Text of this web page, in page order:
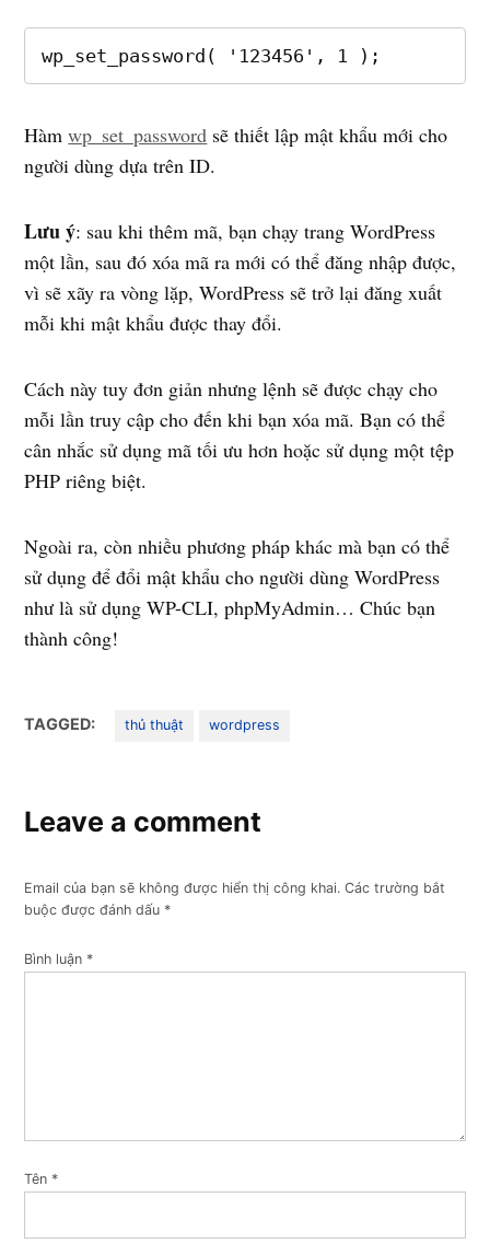
wp_set_password( '123456', 1 );
Hàmwp_set_password sẽ thiết lập mật khẩu mới cho
người dùng dựa trên ID.
Lưu ý: sau khi thêm mã, bạn chạy trang WordPress
một lần, sau đó xóa mã ra mới có thể đăng nhập được,
vì sẽ xãy ra vòng lặp, WordPress sẽ trở lại đăng xuất
mỗi khi mật khẩu được thay đổi.
Cách này tuy đơn giản nhưng lệnh sẽ được chạy cho
mỗi lần truy cập cho đến khi bạn xóa mã. Bạn có thể
cân nhắc sử dụng mã tối ưu hơn hoặc sử dụng một tệp
PHP riêng biệt.
Ngoài ra, còn nhiều phương pháp khác mà bạn có thể
sử dụng để đổi mật khẩu cho người dùng WordPress
như là sử dụng WP-CLI, phpMyAdmin… Chúc bạn
thành công!
TAGGED: thủ thuật wordpress
Leave a comment
Email của bạn sẽ không được hiển thị công khai. Các trường bắt
buộc được đánh dấu *
Bình luận *
Tên *